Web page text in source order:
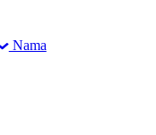
Nama